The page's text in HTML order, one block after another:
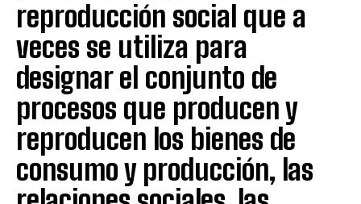
reproducción social que a
veces se utiliza para
designar el conjunto de
procesos que producen y
reproducen los bienes de
consumo y producción, las